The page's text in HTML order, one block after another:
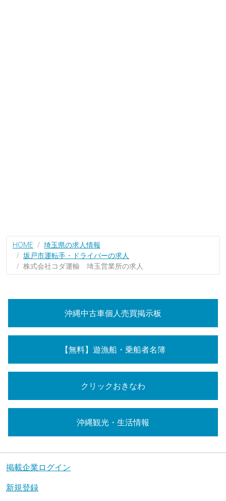
HOME
埼玉県の求人情報
坂戸市運転手・ドライバーの求人
株式会社コダ運輸 埼玉営業所の求人
沖縄中古車個人売買掲示板
【無料】遊漁船・乗船者名簿
クリックおきなわ
沖縄観光・生活情報
掲載企業ログイン
新規登録